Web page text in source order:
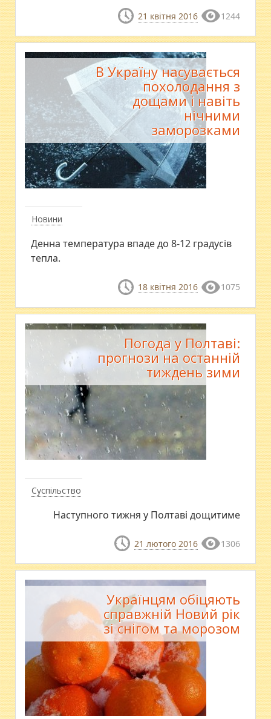
21 квітня 2016 1244
Новини
В Україну насувається
похолодання з
дощами і навіть
нічними
заморозками
Денна температура впаде до 8-12 градусів
тепла.
18 квітня 2016 1075
Суспільство
Погода у Полтаві:
прогнози на останній
тиждень зими
Наступного тижня у Полтаві дощитиме
21 лютого 2016 1306
Українцям обіцяють
справжній Новий рік
зі снігом та морозом